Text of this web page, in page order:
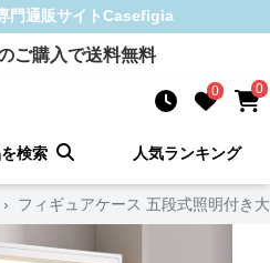
門通販サイトCasefigia
ご購入で送料無料
0 0
検索 人気ランキング
› フィギュアケース 五段式照明付き